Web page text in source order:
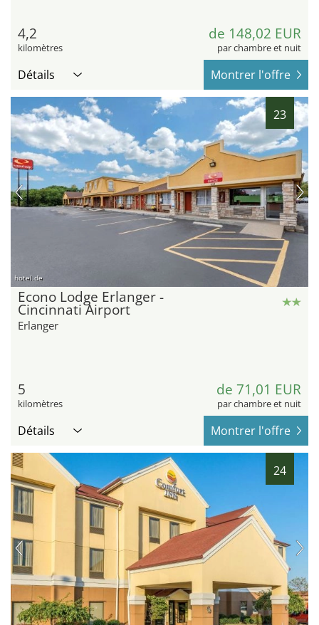
4,2
kilomètres
de 148,02 EUR
par chambre et nuit
Détails Montrer l'offre
23
hotel.de
Econo Lodge Erlanger -
Cincinnati Airport
Erlanger
5
kilomètres
de 71,01 EUR
par chambre et nuit
Détails Montrer l'offre
24